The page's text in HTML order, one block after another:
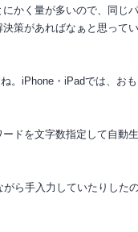
かく量が多いので、同じ
策があればなぁと思って
。iPhone・iPadでは、お
ドを文字数指定して自動
ら手入力していたりしたの